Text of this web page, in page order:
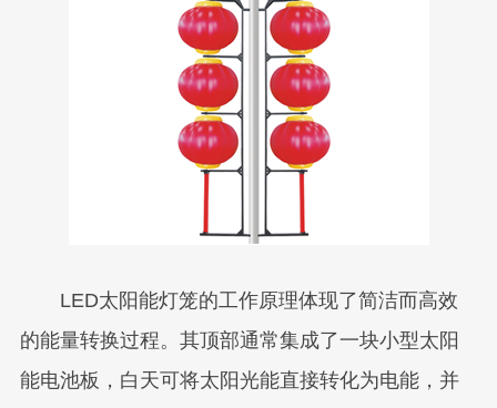
LED太阳能灯笼的工作原理体现了简洁而高效
的能量转换过程。其顶部通常集成了一块小型太阳
能电池板，白天可将太阳光能直接转化为电能，并